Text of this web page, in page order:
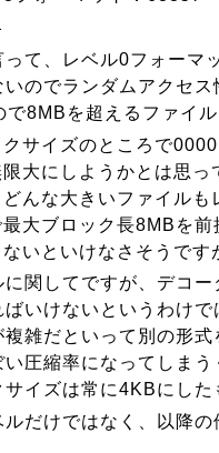
って、レベル0フォーマ
いのでランダムアクセ
で8MBを超えるファイ
クサイズのところで
限大にしようかとは思
どんな大きいファイル
最大ブロック長8MBを
ないといけなさそうです
に関してですが、デコ
ばいけないというわけ
複雑だといって別の形
い圧縮率になってしま
サイズは常に4KBにした
ルだけではなく、以降の